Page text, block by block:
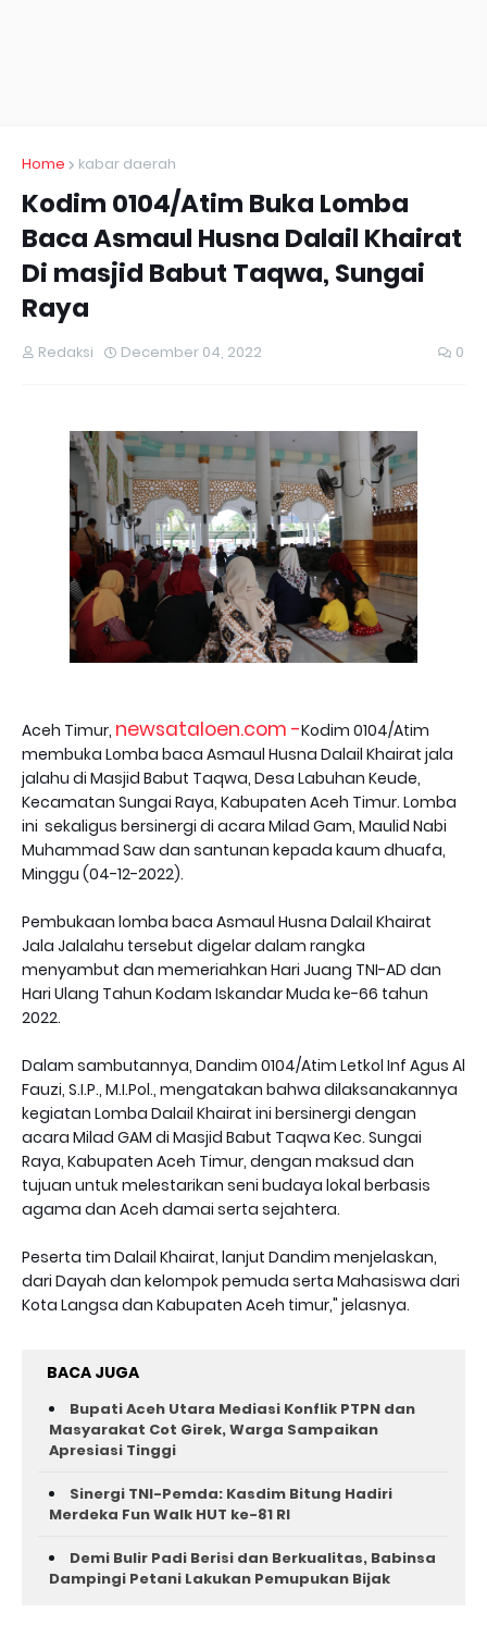
Home kabar daerah
Kodim 0104/Atim Buka Lomba
Baca Asmaul Husna Dalail Khairat
Di masjid Babut Taqwa, Sungai
Raya
Redaksi December 04, 2022 0
Aceh Timur, newsataloen.com -Kodim 0104/Atim
membuka Lomba baca Asmaul Husna Dalail Khairat jala
jalahu di Masjid Babut Taqwa, Desa Labuhan Keude,
Kecamatan Sungai Raya, Kabupaten Aceh Timur. Lomba
ini sekaligus bersinergi di acara Milad Gam, Maulid Nabi
Muhammad Saw dan santunan kepada kaum dhuafa,
Minggu (04-12-2022).
Pembukaan lomba baca Asmaul Husna Dalail Khairat
Jala Jalalahu tersebut digelar dalam rangka
menyambut dan memeriahkan Hari Juang TNI-AD dan
Hari Ulang Tahun Kodam Iskandar Muda ke-66 tahun
2022.
Dalam sambutannya, Dandim 0104/Atim Letkol Inf Agus Al
Fauzi, S.I.P., M.I.Pol., mengatakan bahwa dilaksanakannya
kegiatan Lomba Dalail Khairat ini bersinergi dengan
acara Milad GAM di Masjid Babut Taqwa Kec. Sungai
Raya, Kabupaten Aceh Timur, dengan maksud dan
tujuan untuk melestarikan seni budaya lokal berbasis
agama dan Aceh damai serta sejahtera.
Peserta tim Dalail Khairat, lanjut Dandim menjelaskan,
dari Dayah dan kelompok pemuda serta Mahasiswa dari
Kota Langsa dan Kabupaten Aceh timur," jelasnya.
BACA JUGA
Bupati Aceh Utara Mediasi Konflik PTPN dan
Masyarakat Cot Girek, Warga Sampaikan
Apresiasi Tinggi
Sinergi TNI-Pemda: Kasdim Bitung Hadiri
Merdeka Fun Walk HUT ke-81 RI
Demi Bulir Padi Berisi dan Berkualitas, Babinsa
Dampingi Petani Lakukan Pemupukan Bijak